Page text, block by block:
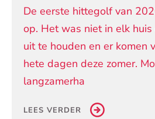
De eerste hittegolf van
op. Het was niet in elk
uit te houden en er komen
hete dagen deze zomer.
langzamerha
LEES VERDER